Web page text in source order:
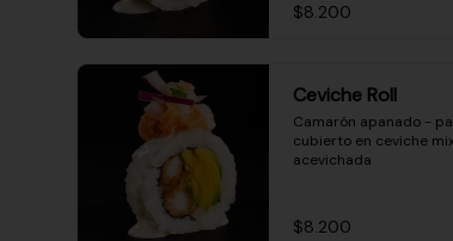
$8.200
Ceviche Roll
Camarón apanado -
cubierto en ceviche
acevichada
$8.200